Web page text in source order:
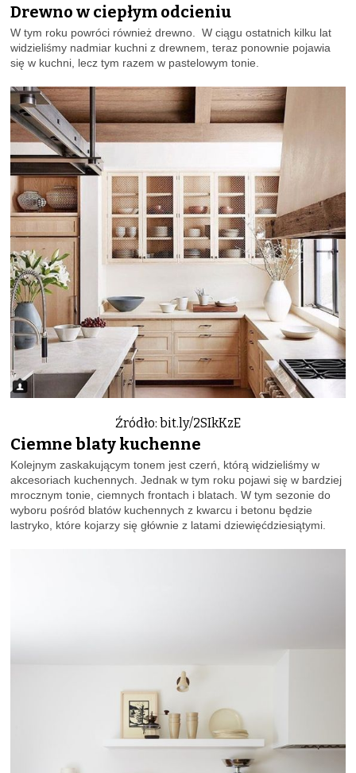
Drewno w ciepłym odcieniu
W tym roku powróci również drewno. W ciągu ostatnich kilku lat
widzieliśmy nadmiar kuchni z drewnem, teraz ponownie pojawia
się w kuchni, lecz tym razem w pastelowym tonie.
Źródło: bit.ly/2SIkKzE
Ciemne blaty kuchenne
Kolejnym zaskakującym tonem jest czerń, którą widzieliśmy w
akcesoriach kuchennych. Jednak w tym roku pojawi się w bardziej
mrocznym tonie, ciemnych frontach i blatach. W tym sezonie do
wyboru pośród blatów kuchennych z kwarcu i betonu będzie
lastryko, które kojarzy się głównie z latami dziewięćdziesiątymi.